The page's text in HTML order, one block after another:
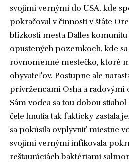
svojimi vernými do USA, kde
pokračoval v činnosti v štáte
blízkosti mesta Dalles
opustených pozemkoch, kde
rovnomenné mestečko, ktoré
obyvateľov. Postupne ale
prívržencami Osha a radovými
Sám vodca sa tou dobou
čele hnutia tak fakticky zastala
sa pokúsila ovplyvniť miestne
svojimi vernými infikovala
reštauráciách baktériami